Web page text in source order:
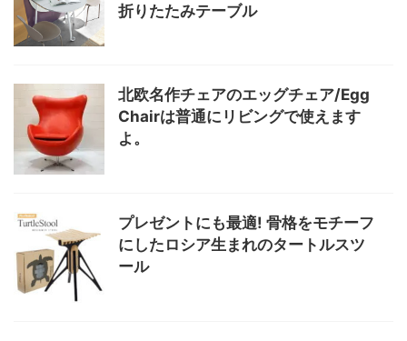
折りたたみテーブル
北欧名作チェアのエッグチェア/Egg
Chairは普通にリビングで使えます
よ。
プレゼントにも最適! 骨格をモチーフ
にしたロシア生まれのタートルスツ
ール